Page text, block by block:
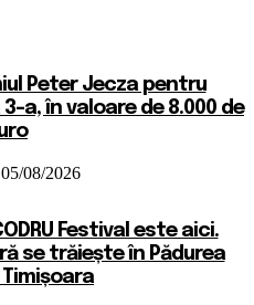
Peter Jecza pentru
a, în valoare de 8.000 de
05/08/2026
Festival este aici.
se trăiește în Pădurea
Timișoara